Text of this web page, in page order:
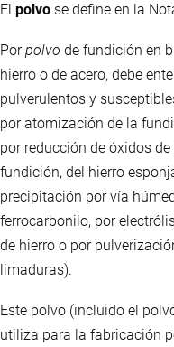
El polvo se define en la
Porpolvo de fundición en
hierro o de acero, debe
pulverulentos y
por atomización de la
por reducción de óxidos
fundición, del hierro
precipitación por vía
ferrocarbonilo, por
de hierro o por
limaduras).
Este polvo (incluido el
utiliza para la fabricación